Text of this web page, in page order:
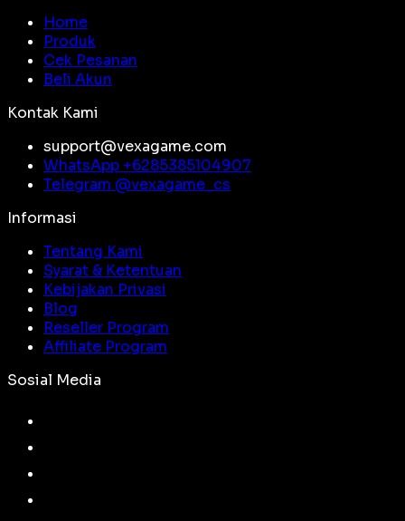
Home
Produk
Cek Pesanan
Beli Akun
Kontak Kami
support@vexagame.com
WhatsApp +6285385104907
Telegram @vexagame_cs
Informasi
Tentang Kami
Syarat & Ketentuan
Kebijakan Privasi
Blog
Reseller Program
Affiliate Program
Sosial Media